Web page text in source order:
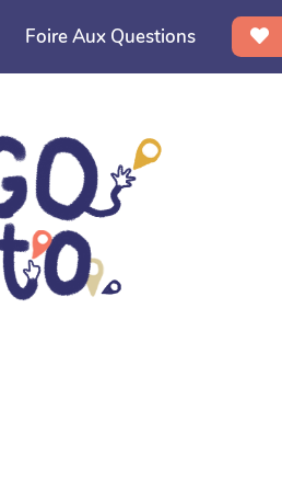
Foire Aux Questions